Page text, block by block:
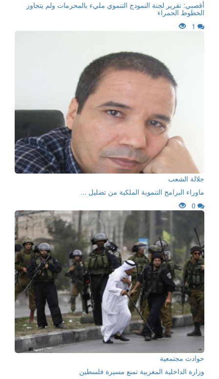
أقصبي: تقرير لجنة النمودج التنموي مليء بالمحرمات ولم يتجاوز
الخطوط الحمراء
1
جلالة الشعب
ماوراء البرامج التنموية الملكية من تضليل ...
0
حوادث مجتمعية
وزارة الداخلية المغربية تمنع مسيرة فلسطين